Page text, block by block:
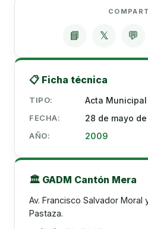
📘 𝕏 💬
📋 Ficha técnica
TIPO: Acta Municipal
FECHA: 28 de mayo
AÑO: 2009
🏛️ GADM Cantón Mera
Av. Francisco Salvador Moral
Pastaza.